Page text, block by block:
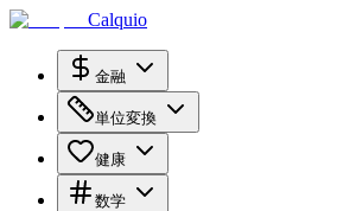
Calquio
金融
単位変換
健康
数学